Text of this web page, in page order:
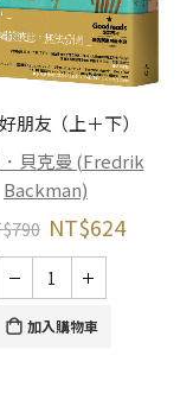
朋友（上＋下）
貝克曼 (Fredrik
Backman)
790 NT$624
加入購物車